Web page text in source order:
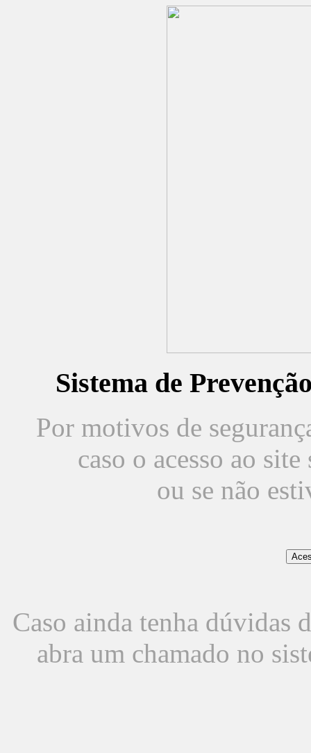
Sistema de
Por motivos de
caso o acesso ao
ou se não
Caso ainda tenha dúvidas
abra um chamado no